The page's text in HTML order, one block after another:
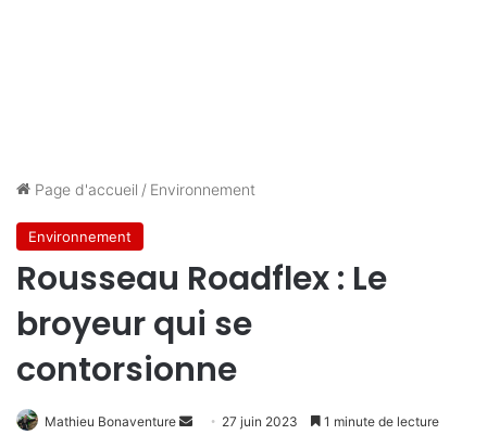
Page d'accueil / Environnement
Environnement
Rousseau Roadflex : Le
broyeur qui se
contorsionne
Mathieu Bonaventure
Envoyer27 juin 2023 1 minute de lecture